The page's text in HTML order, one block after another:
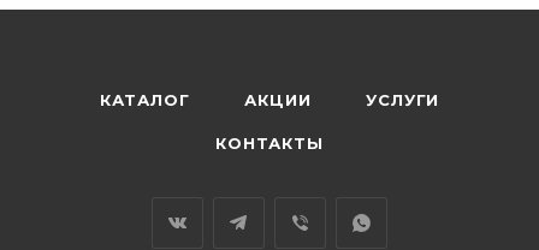
КАТАЛОГ АКЦИИ УСЛУГИ
КОНТАКТЫ